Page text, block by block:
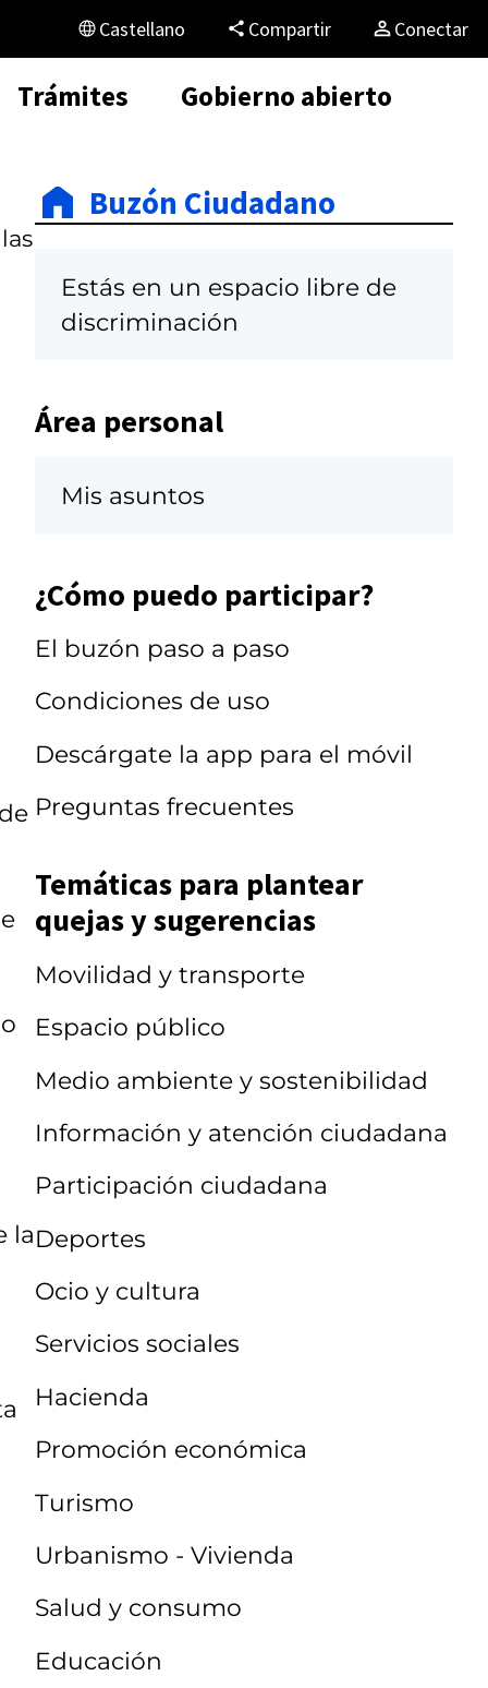
Castellano Compartir Conectar
Trámites Gobierno abierto
la
Buzón Ciudadano
Estás en un espacio libre de
discriminación
Área personal
Mis asuntos
¿Cómo puedo participar?
El buzón paso a paso
Condiciones de uso
Descárgate la app para el móvil
Preguntas frecuentes
Temáticas para plantear
quejas y sugerencias
Movilidad y transporte
Espacio público
Medio ambiente y sostenibilidad
Información y atención ciudadana
Participación ciudadana
Deportes
Ocio y cultura
Servicios sociales
Hacienda
Promoción económica
Turismo
Urbanismo - Vivienda
Salud y consumo
Educación